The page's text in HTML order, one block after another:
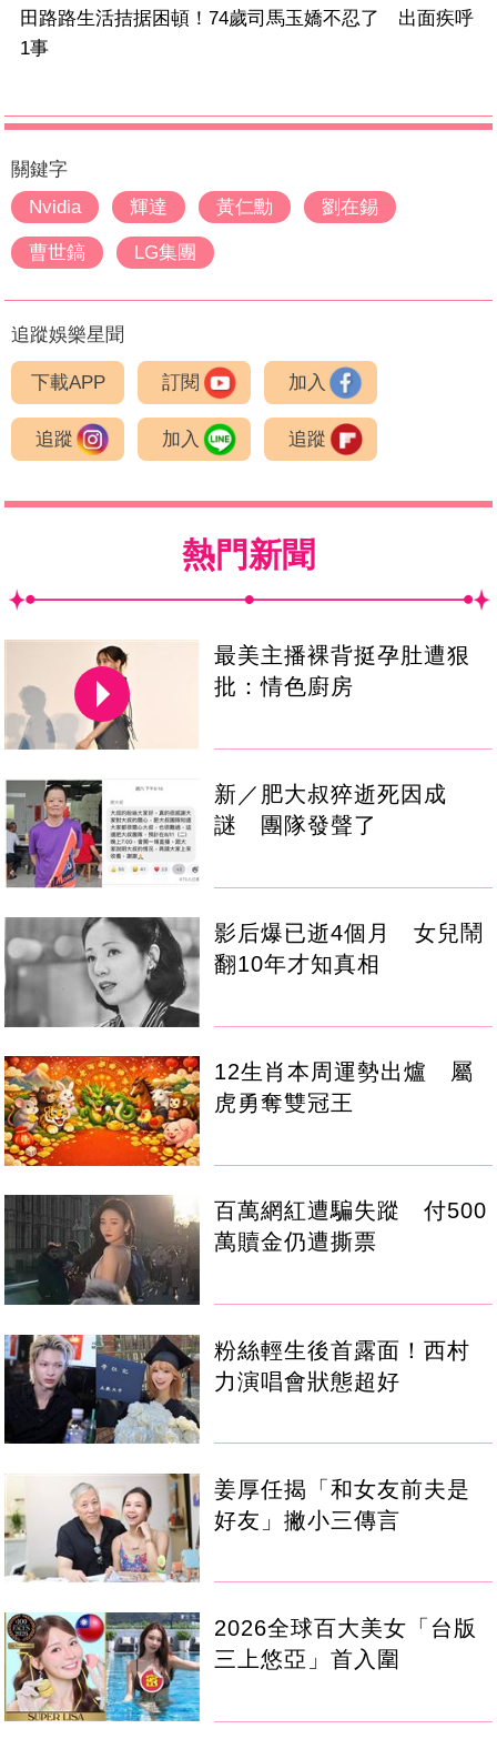
田路路生活拮据困頓！74歲司馬玉嬌不忍了 出面疾呼
1事
關鍵字
Nvidia
輝達 黃仁勳 劉在錫
曹世鎬 LG集團
追蹤娛樂星聞
下載APP 訂閱 加入
追蹤 加入 追蹤
熱門新聞
最美主播裸背挺孕肚遭狠
批：情色廚房
新／肥大叔猝逝死因成
謎 團隊發聲了
影后爆已逝4個月 女兒鬧
翻10年才知真相
12生肖本周運勢出爐 屬
虎勇奪雙冠王
百萬網紅遭騙失蹤 付500
萬贖金仍遭撕票
粉絲輕生後首露面！西村
力演唱會狀態超好
姜厚任揭「和女友前夫是
好友」撇小三傳言
2026全球百大美女「台版
三上悠亞」首入圍